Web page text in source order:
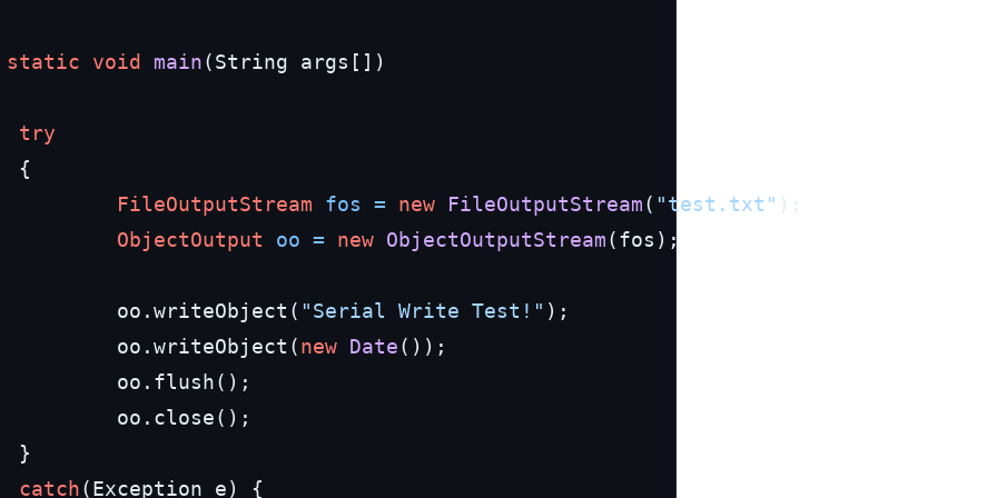
static void main(String args[])
try
{
FileOutputStream
fos = new FileOutputStream( "test.txt" );
ObjectOutput
oo = new ObjectOutputStream(fos);
oo.writeObject(
"Serial Write Test!" );
oo.writeObject(
new Date());
oo.flush();
oo.close();
}
catch(Exception e) {